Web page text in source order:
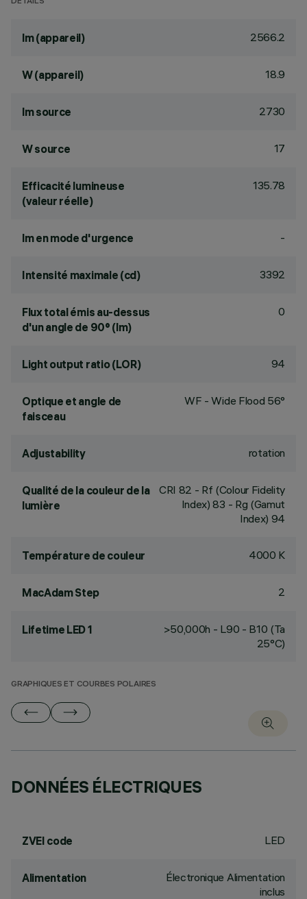
lm (appareil) 2566.2
W (appareil) 18.9
lm source 2730
W source 17
Efficacité lumineuse
(valeur réelle)
135.78
lm en mode d'urgence -
Intensité maximale (cd) 3392
Flux total émis au-dessus
d'un angle de 90° (lm)
0
Light output ratio (LOR) 94
Optique et angle de
faisceau
WF - Wide Flood 56°
Adjustability rotation
Qualité de la couleur de la
lumière
CRI 82 - Rf (Colour Fidelity
Index) 83 - Rg (Gamut
Index) 94
Température de couleur 4000 K
MacAdam Step 2
Lifetime LED 1
>50,000h - L90 - B10 (Ta
25°C)
GRAPHIQUES ET COURBES POLAIRES
DONNÉES ÉLECTRIQUES
ZVEI code LED
Alimentation
Électronique Alimentation
inclus